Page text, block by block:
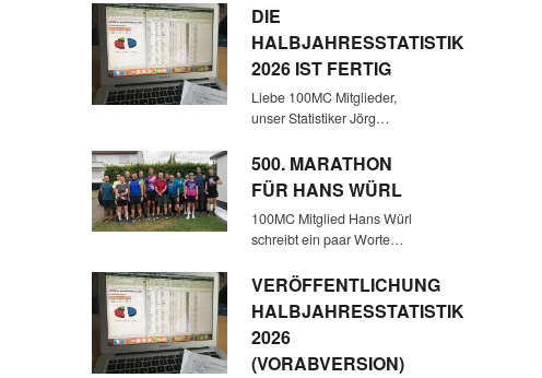
DIE
HALBJAHRESSTATISTIK
2026 IST FERTIG
Liebe 100MC Mitglieder,
unser Statistiker Jörg…
500. MARATHON
FÜR HANS WÜRL
100MC Mitglied Hans Würl
schreibt ein paar Worte…
VERÖFFENTLICHUNG
HALBJAHRESSTATISTIK
2026
(VORABVERSION)